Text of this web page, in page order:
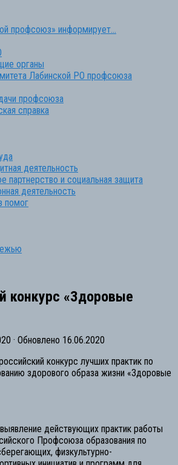
профсоюз» информирует…
органы
Лабинской РО профсоюза
профсоюза
справка
деятельность
партнерство и социальная защита
деятельность
помог
конкурс «Здоровые
· Обновлено 16.06.2020
конкурс лучших практик по
здорового образа жизни «Здоровые
действующих практик работы
Профсоюза образования по
физкультурно-